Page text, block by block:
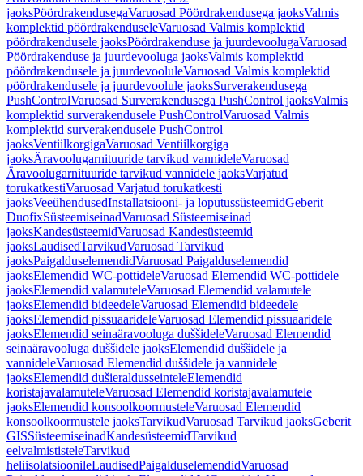
jaoksPöördrakendusegaVaruosad Pöördrakendusega jaoksValmis
komplektid pöördrakenduseleVaruosad Valmis komplektid
pöördrakendusele jaoksPöördrakenduse ja juurdevoolugaVaruosad
Pöördrakenduse ja juurdevooluga jaoksValmis komplektid
pöördrakendusele ja juurdevooluleVaruosad Valmis komplektid
pöördrakendusele ja juurdevoolule jaoksSurverakendusega
PushControlVaruosad Surverakendusega PushControl jaoksValmis
komplektid surverakendusele PushControlVaruosad Valmis
komplektid surverakendusele PushControl
jaoksVentiilkorgigaVaruosad Ventiilkorgiga
jaoksÄravoolugarnituuride tarvikud vannideleVaruosad
Äravoolugarnituuride tarvikud vannidele jaoksVarjatud
torukatkestiVaruosad Varjatud torukatkesti
jaoksVeeühendusedInstallatsiooni- ja loputussüsteemidGeberit
DuofixSüsteemiseinadVaruosad Süsteemiseinad
jaoksKandesüsteemidVaruosad Kandesüsteemid
jaoksLaudisedTarvikudVaruosad Tarvikud
jaoksPaigalduselemendidVaruosad Paigalduselemendid
jaoksElemendid WC-pottideleVaruosad Elemendid WC-pottidele
jaoksElemendid valamuteleVaruosad Elemendid valamutele
jaoksElemendid bideedeleVaruosad Elemendid bideedele
jaoksElemendid pissuaarideleVaruosad Elemendid pissuaaridele
jaoksElemendid seinaäravooluga duššideleVaruosad Elemendid
seinaäravooluga duššidele jaoksElemendid duššidele ja
vannideleVaruosad Elemendid duššidele ja vannidele
jaoksElemendid dušieraldusseinteleElemendid
koristajavalamuteleVaruosad Elemendid koristajavalamutele
jaoksElemendid konsoolkoormusteleVaruosad Elemendid
konsoolkoormustele jaoksTarvikudVaruosad Tarvikud jaoksGeberit
GISSüsteemiseinadKandesüsteemidTarvikud
eelvalmististeleTarvikud
heliisolatsioonileLaudisedPaigalduselemendidVaruosad